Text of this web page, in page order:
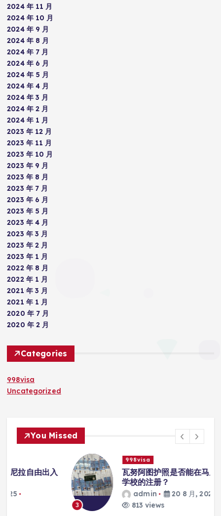
2024 年 11 月
2024 年 10 月
2024 年 9 月
2024 年 8 月
2024 年 7 月
2024 年 6 月
2024 年 5 月
2024 年 4 月
2024 年 3 月
2024 年 2 月
2024 年 1 月
2023 年 12 月
2023 年 11 月
2023 年 10 月
2023 年 9 月
2023 年 8 月
2023 年 7 月
2023 年 6 月
2023 年 5 月
2023 年 4 月
2023 年 3 月
2023 年 2 月
2023 年 1 月
2022 年 8 月
2022 年 1 月
2021 年 3 月
2021 年 1 月
2020 年 7 月
2020 年 2 月
Categories
998visa
Uncategorized
You Missed
998visa
瓦努阿图护照是否能在马尼拉使用国际
学校的注册？
admin
20 8 月, 2025
813 views